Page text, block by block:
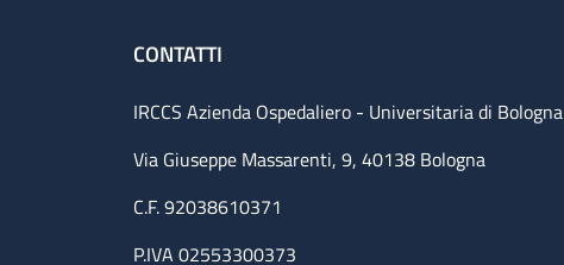
CONTATTI
IRCCS Azienda Ospedaliero - Universitaria di Bologna
Via Giuseppe Massarenti, 9, 40138 Bologna
C.F. 92038610371
P.IVA 02553300373